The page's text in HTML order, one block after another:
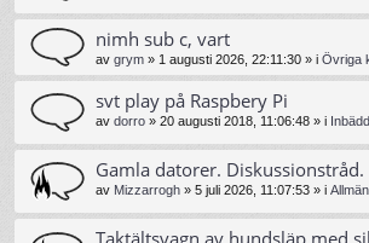
nimh sub c, vart
av grym » 1 augusti 2026, 22:11:30 » i Övriga
svt play på Raspbery Pi
av dorro » 20 augusti 2018, 11:06:48 » i
Gamla datorer. Diskussionstråd.
av Mizzarrogh » 5 juli 2026, 11:07:53 » i